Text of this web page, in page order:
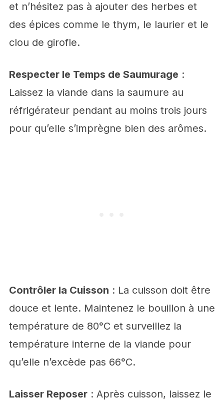
et n’hésitez pas à ajouter des herbes et
des épices comme le thym, le laurier et le
clou de girofle.
Respecter le Temps de Saumurage :
Laissez la viande dans la saumure au
réfrigérateur pendant au moins trois jours
pour qu’elle s’imprègne bien des arômes.
Contrôler la Cuisson : La cuisson doit être
douce et lente. Maintenez le bouillon à une
température de 80°C et surveillez la
température interne de la viande pour
qu’elle n’excède pas 66°C.
Laisser Reposer: Après cuisson, laissez le